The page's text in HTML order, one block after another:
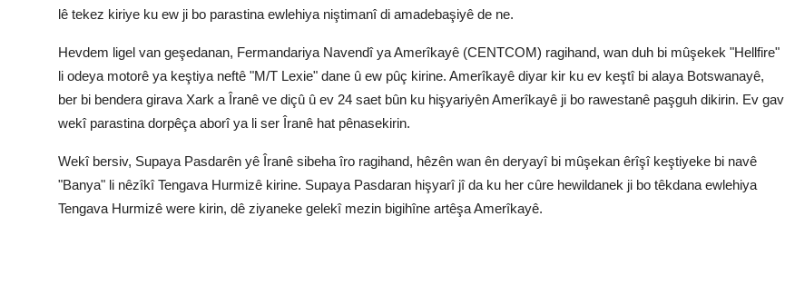
lê tekez kiriye ku ew ji bo parastina ewlehiya niştimanî di amadebaşiyê de ne.
Hevdem ligel van geşedanan, Fermandariya Navendî ya Amerîkayê (CENTCOM) ragihand, wan duh bi mûşekek "Hellfire"
li odeya motorê ya keştiya neftê "M/T Lexie" dane û ew pûç kirine. Amerîkayê diyar kir ku ev keştî bi alaya Botswanayê,
ber bi bendera girava Xark a Îranê ve diçû û ev 24 saet bûn ku hişyariyên Amerîkayê ji bo rawestanê paşguh dikirin. Ev gav
wekî parastina dorpêça aborî ya li ser Îranê hat pênasekirin.
Wekî bersiv, Supaya Pasdarên yê Îranê sibeha îro ragihand, hêzên wan ên deryayî bi mûşekan êrîşî keştiyeke bi navê
"Banya" li nêzîkî Tengava Hurmizê kirine. Supaya Pasdaran hişyarî jî da ku her cûre hewildanek ji bo têkdana ewlehiya
Tengava Hurmizê were kirin, dê ziyaneke gelekî mezin bigihîne artêşa Amerîkayê.